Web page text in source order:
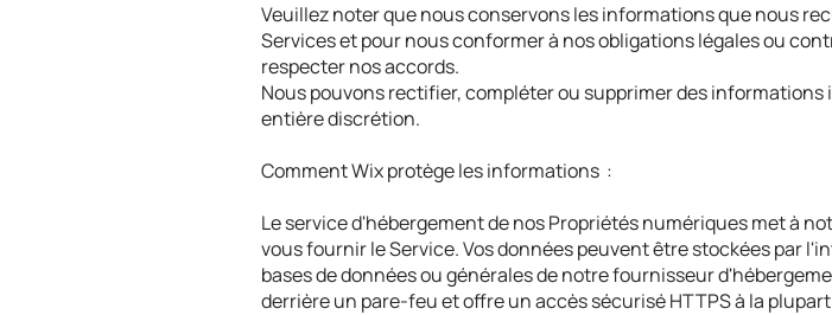
Veuillez noter que nous conservons les informations que nous
Services et pour nous conformer à nos obligations légales ou
respecter nos accords.
Nous pouvons rectifier, compléter ou supprimer des
entière discrétion.
Comment Wix protège les informations :
Le service d'hébergement de nos Propriétés numériques met à
vous fournir le Service. Vos données peuvent être stockées par
bases de données ou générales de notre fournisseur
derrière un pare-feu et offre un accès sécurisé HTTPS à la